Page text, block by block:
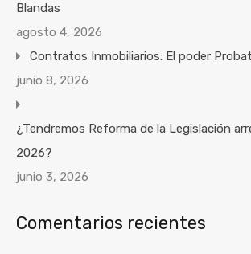
Blandas
agosto 4, 2026
Contratos Inmobiliarios: El poder
junio 8, 2026
¿Tendremos Reforma de la Legislación
2026?
junio 3, 2026
Comentarios recientes